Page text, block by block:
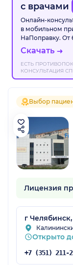
с врачами
Онлайн-
в мобильном
НаПоправку. От
Скачать
ЕСТЬ
КОНСУЛЬТАЦИЯ
Выбор
Лицензия
г
Открыто